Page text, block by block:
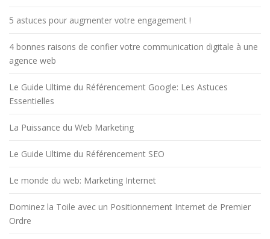
5 astuces pour augmenter votre engagement !
4 bonnes raisons de confier votre communication digitale à une
agence web
Le Guide Ultime du Référencement Google: Les Astuces
Essentielles
La Puissance du Web Marketing
Le Guide Ultime du Référencement SEO
Le monde du web: Marketing Internet
Dominez la Toile avec un Positionnement Internet de Premier
Ordre